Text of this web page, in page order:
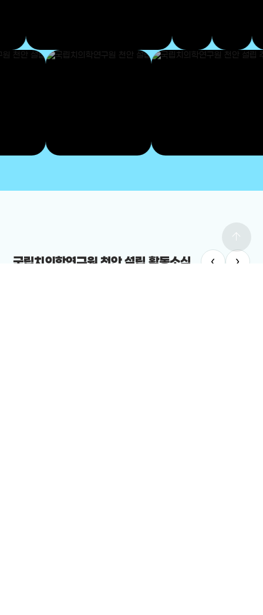
국립치의학연구원 천안 설립 활동소식 ‹ ›
arrow_upward